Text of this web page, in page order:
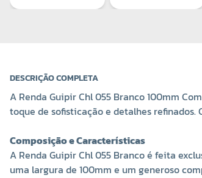
DESCRIÇÃO COMPLETA
A Renda Guipir Chl 055 Branco 100mm
toque de sofisticação e detalhes
Composição e Características
A Renda Guipir Chl 055 Branco é feita
uma largura de 100mm e um generoso